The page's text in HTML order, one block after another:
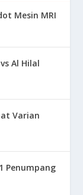
Mesin MRI
Al Hilal
Varian
Penumpang